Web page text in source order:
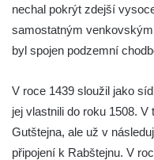
Hrad Rybnov
Hrad Blansko
Hrad Mojžíř
Hrad Gutštejn
nechal pokrýt zdejší
samostatným
byl spojen podzemní
V roce 1439 sloužil jako
jej vlastnili do roku 1508.
Gutštejna, ale už v
připojení k Rabštejnu. V